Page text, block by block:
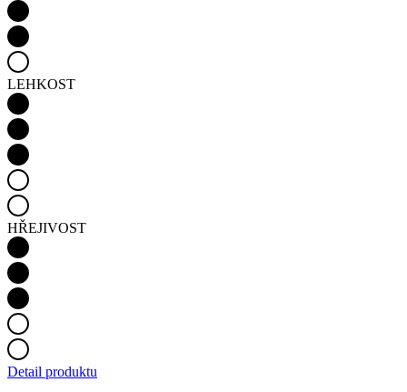
LEHKOST
HŘEJIVOST
Detail produktu